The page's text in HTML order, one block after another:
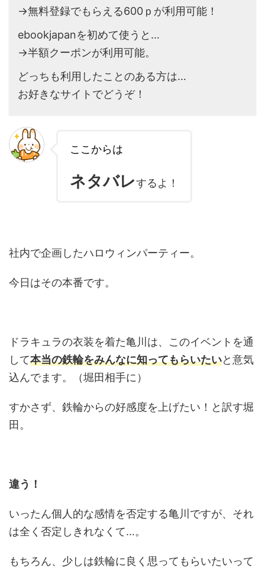
→無料登録でもらえる600ｐが利用可能！
ebookjapanを初めて使うと…
→半額クーポンが利用可能。
どっちも利用したことのある方は…
お好きなサイトでどうぞ！
ここからは
ネタバレするよ！
社内で企画したハロウィンパーティー。
今日はその本番です。
ドラキュラの衣装を着た亀川は、このイベントを通
して本当の鉄輪をみんなに知ってもらいたいと意気
込んでます。（堀田相手に）
すかさず、鉄輪からの好感度を上げたい！と訳す堀
田。
違う！
いったん個人的な感情を否定する亀川ですが、それ
は全く否定しきれなくて…。
もちろん、少しは鉄輪に良く思ってもらいたいって